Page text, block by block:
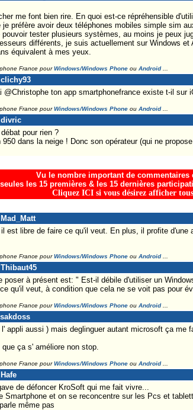
me font bien rire. En quoi est-ce répréhensible
préfère avoir deux téléphones mobiles simple sim
tester plusieurs systèmes, au moins je peux
différents, je suis actuellement sur Windows
équivalent à mes yeux.
France pourWindows/Windows Phoneou Android...
clichy93
@Christophe ton app smartphonefrance existe t-il sur
France pourWindows/Windows Phoneou Android...
divric
pour rien ?
950 dans la neige ! Donc son opérateur (qui ne
Vu le nombre important de commentaires
seules les 15 premières & les 15 dernières
Cliquez ICI si vous désirez afficher
est libre de faire ce qu'il veut. En plus, il profite
France pourWindows/Windows Phoneou Android...
poser à présent est: " Est-il débile d'utiliser un
qu'il veut, à condition que cela ne se voit pas pour
France pourWindows/Windows Phoneou Android...
appli aussi ) mais deglinguer autant microsoft ça
ça s' améliore non stop.
France pourWindows/Windows Phoneou Android...
de défoncer KroSoft qui me fait vivre...
Smartphone et on se reconcentre sur les Pcs et
même pas